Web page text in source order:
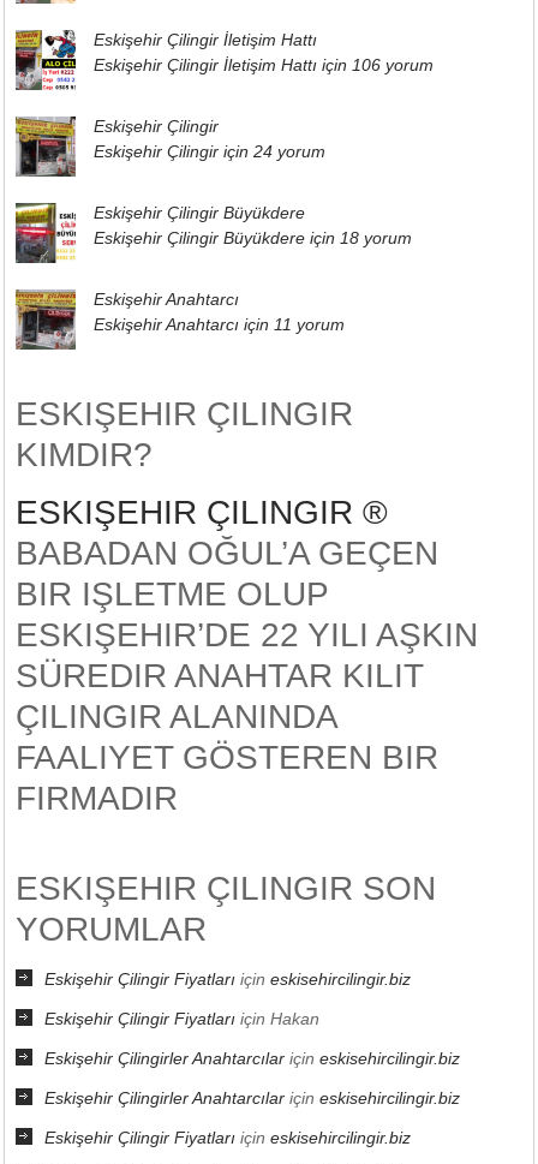
Eskişehir Çilingir İletişim Hattı
Eskişehir Çilingir İletişim Hattı için 106 yorum
Eskişehir Çilingir
Eskişehir Çilingir için 24 yorum
Eskişehir Çilingir Büyükdere
Eskişehir Çilingir Büyükdere için 18 yorum
Eskişehir Anahtarcı
Eskişehir Anahtarcı için 11 yorum
ESKIŞEHIR ÇILINGIR
KIMDIR?
ESKIŞEHIR ÇILINGIR ®
BABADAN OĞUL’A GEÇEN
BIR IŞLETME OLUP
ESKIŞEHIR’DE 22 YILI AŞKIN
SÜREDIR ANAHTAR KILIT
ÇILINGIR ALANINDA
FAALIYET GÖSTEREN BIR
FIRMADIR
ESKIŞEHIR ÇILINGIR SON
YORUMLAR
Eskişehir Çilingir Fiyatları içineskisehircilingir.biz
Eskişehir Çilingir Fiyatları içinHakan
Eskişehir Çilingirler Anahtarcılar içineskisehircilingir.biz
Eskişehir Çilingirler Anahtarcılar içineskisehircilingir.biz
Eskişehir Çilingir Fiyatları içineskisehircilingir.biz